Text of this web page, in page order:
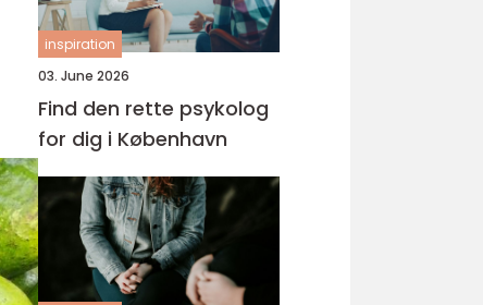
inspiration
03. June 2026
Find den rette psykolog
for dig i København